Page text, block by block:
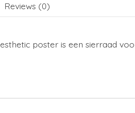
Reviews (0)
poster is een sierraad